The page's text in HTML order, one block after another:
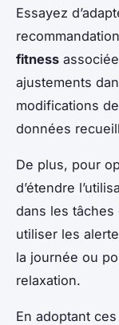
Essayez
fitness
ajustements
modifications
données
De plus, pour
d’étendre
dans les
utiliser les
la journée ou
relaxation.
En adoptant ces